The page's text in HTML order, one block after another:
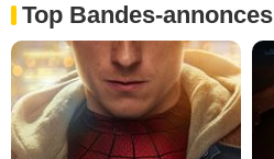
Top Bandes-annonces